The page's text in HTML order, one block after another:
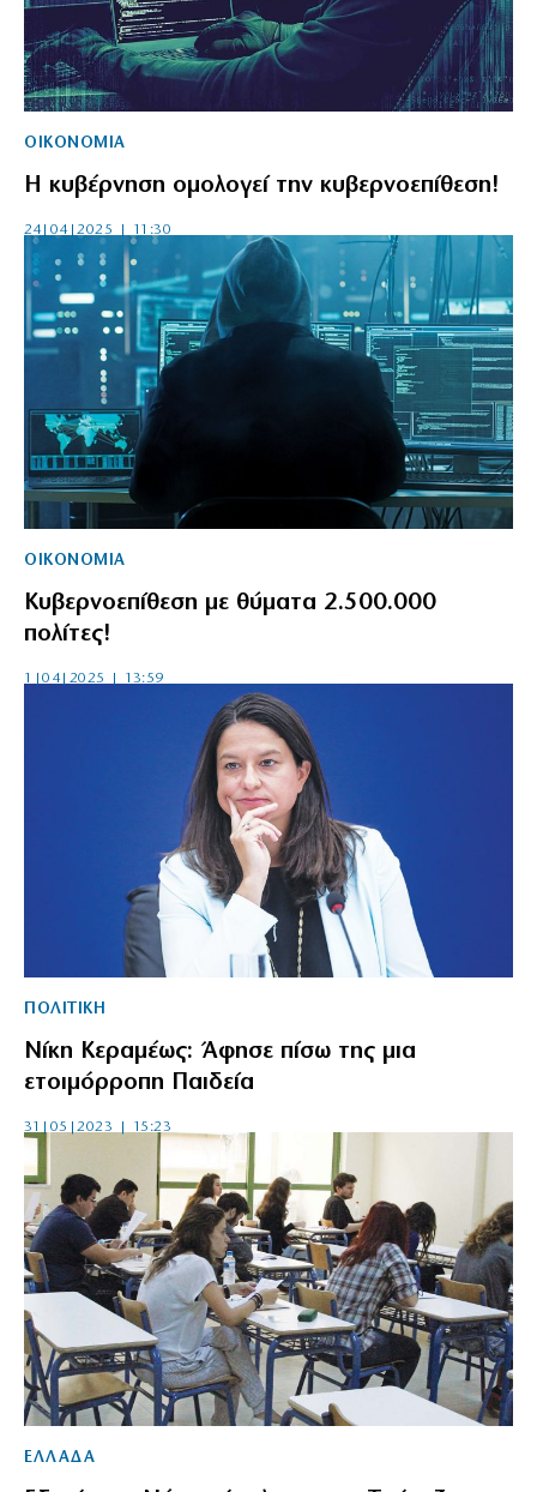
ΟΙΚΟΝΟΜΙΑ
Η κυβέρνηση ομολογεί την κυβερνοεπίθεση!
24|04|2025 | 11:30
ΟΙΚΟΝΟΜΙΑ
Κυβερνοεπίθεση με θύματα 2.500.000
πολίτες!
1|04|2025 | 13:59
ΠΟΛΙΤΙΚΗ
Νίκη Κεραμέως: Άφησε πίσω της μια
ετοιμόρροπη Παιδεία
31|05|2023 | 15:23
ΕΛΛΑΔΑ